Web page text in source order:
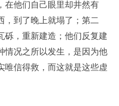
在他们自己眼里却井然有
，到了晚上就塌了；第二
砾，重新建造；他们反复建
情况之所以发生，是因为他
唯信得救，而这就是这些虚